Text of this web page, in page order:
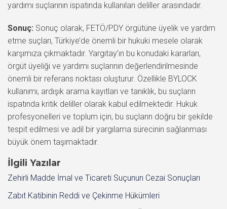
yardımı suçlarının ispatında kullanılan deliller arasındadır.
Sonuç: Sonuç olarak, FETÖ/PDY örgütüne üyelik ve yardım
etme suçları, Türkiye’de önemli bir hukuki mesele olarak
karşımıza çıkmaktadır. Yargıtay’ın bu konudaki kararları,
örgüt üyeliği ve yardımı suçlarının değerlendirilmesinde
önemli bir referans noktası oluşturur. Özellikle BYLOCK
kullanımı, ardışık arama kayıtları ve tanıklık, bu suçların
ispatında kritik deliller olarak kabul edilmektedir. Hukuk
profesyonelleri ve toplum için, bu suçların doğru bir şekilde
tespit edilmesi ve adil bir yargılama sürecinin sağlanması
büyük önem taşımaktadır.
İlgili Yazılar
Zehirli Madde İmal ve Ticareti Suçunun Cezai Sonuçları
Zabıt Katibinin Reddi ve Çekinme Hükümleri